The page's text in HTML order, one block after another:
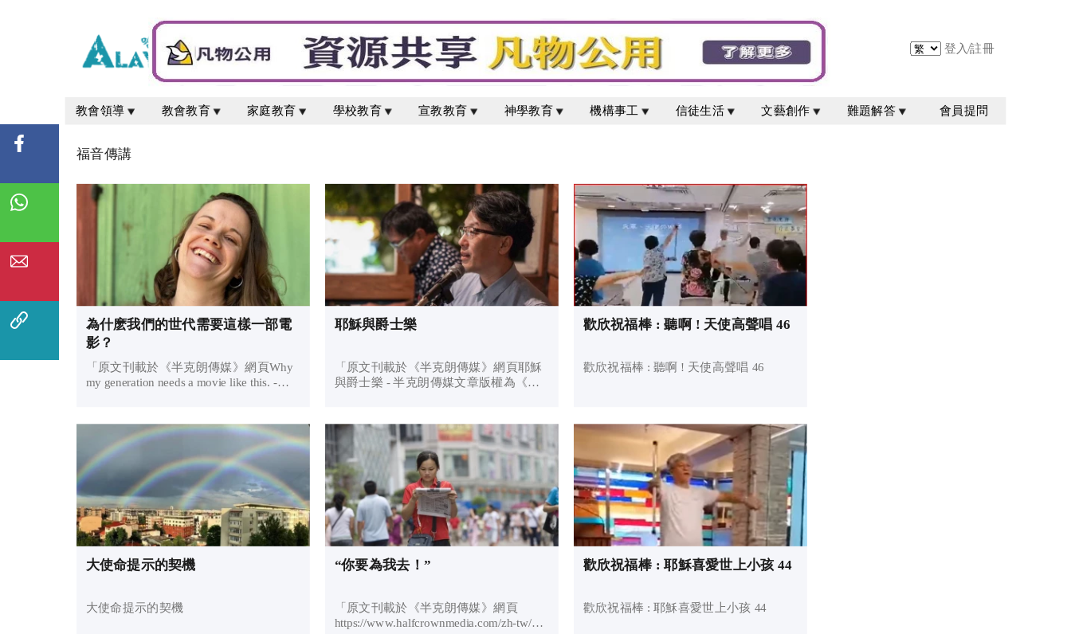
登入/註冊
教會領導 教會教育 家庭教育 學校教育 宣教教育 神學教育 機構事工 信徒生活 文藝創作 難題解答 會員提問
福音傳講
為什麽我們的世代需要這樣一部電
影？
「原文刊載於《半克朗傳媒》網頁Why
my generation needs a movie like this. -
為什麽我們的世代需要這樣一部電影？
訪談錄...
耶穌與爵士樂
「原文刊載於《半克朗傳媒》網頁耶穌
與爵士樂 - 半克朗傳媒文章版權為《半
（Santiago）以歌聲服事於台北、台灣及
遠方 本期訪談中，我們將介紹...
歡欣祝福棒 : 聽啊 ! 天使高聲唱 46
歡欣祝福棒 : 聽啊 ! 天使高聲唱 46
大使命提示的契機
大使命提示的契機
“你要為我去！”
「原文刊載於《半克朗傳媒》網頁
https://www.halfcrownmedia.com/zh-tw/go-
歡欣祝福棒 : 耶穌喜愛世上小孩 44
歡欣祝福棒 : 耶穌喜愛世上小孩 44